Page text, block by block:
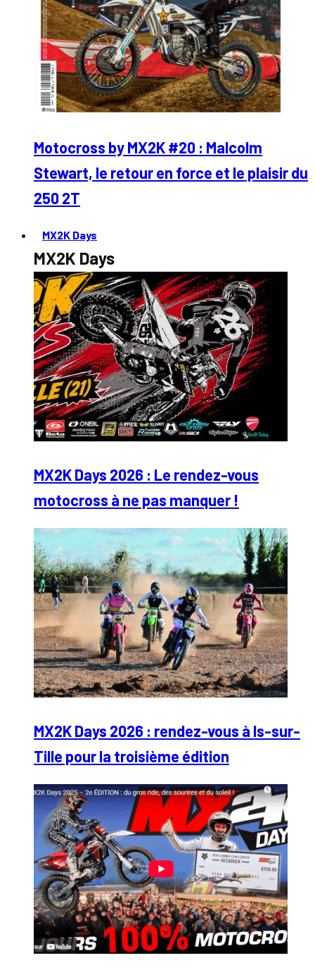
Motocross by MX2K #20 : Malcolm
Stewart, le retour en force et le plaisir du
250 2T
MX2K Days
MX2K Days
MX2K Days 2026 : Le rendez-vous
motocross à ne pas manquer !
MX2K Days 2026 : rendez-vous à Is-sur-
Tille pour la troisième édition